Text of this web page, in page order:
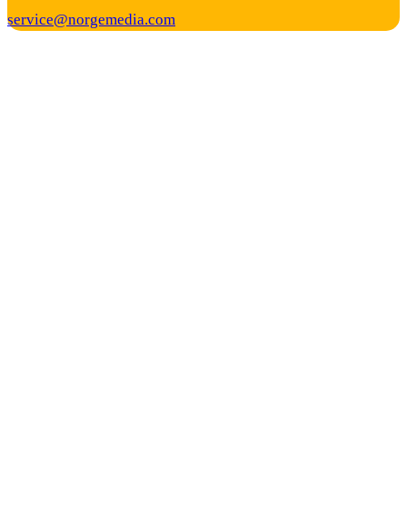
service@norgemedia.com